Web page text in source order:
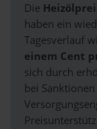
Die
haben ein
Tagesverlauf
einem Cent
sich durch
bei